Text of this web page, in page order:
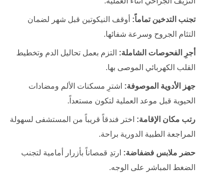
تجنب التدخين تماماً: أوقف النيكوتين قبل شهر لضمان
التئام الجروح وسرعة شفائها.
أجرِ الفحوصات الشاملة: التزم بعمل تحاليل الدم وتخطيط
القلب الكهربائي الموصى بها.
جهز الأدوية الموصوفة: اشترِ مسكنات الألم ومضادات
الحيوية قبل موعد العملية لتكون مستعداً.
رتب مكان الإقامة: اختر فندقاً قريباً من المستشفى لسهولة
المراجعة الطبية الدورية براحة.
حضر ملابس فضفاضة: ارتدِ قمصاناً بأزرار أمامية لتجنب
الضغط المباشر على الوجه.